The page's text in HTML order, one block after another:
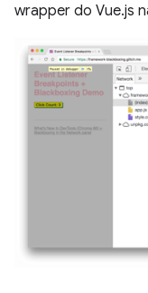
wrapper do Vue.js